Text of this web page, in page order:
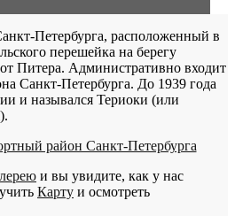
Петербурга, расположенный в
перешейка на берегу
Питера. Административно входит
Санкт-Петербурга. До 1939 года
и назывался Териоки (или
и вы увидите, как у нас
Карту и осмотреть